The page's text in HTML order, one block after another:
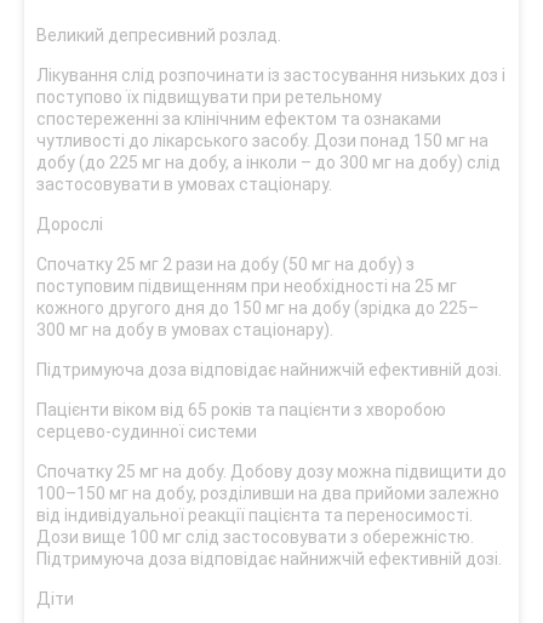
Великий депресивний розлад.
Лікування слід розпочинати із застосування низьких доз і
поступово їх підвищувати при ретельному
спостереженні за клінічним ефектом та ознаками
чутливості до лікарського засобу. Дози понад 150 мг на
добу (до 225 мг на добу, а інколи – до 300 мг на добу) слід
застосовувати в умовах стаціонару.
Дорослі
Спочатку 25 мг 2 рази на добу (50 мг на добу) з
поступовим підвищенням при необхідності на 25 мг
кожного другого дня до 150 мг на добу (зрідка до 225–
300 мг на добу в умовах стаціонару).
Підтримуюча доза відповідає найнижчій ефективній дозі.
Пацієнти віком від 65 років та пацієнти з хворобою
серцево-судинної системи
Спочатку 25 мг на добу. Добову дозу можна підвищити до
100–150 мг на добу, розділивши на два прийоми залежно
від індивідуальної реакції пацієнта та переносимості.
Дози вище 100 мг слід застосовувати з обережністю.
Підтримуюча доза відповідає найнижчій ефективній дозі.
Діти